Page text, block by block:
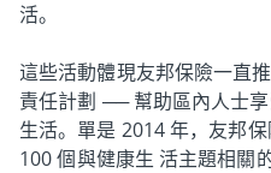
活。
這些活動體現友邦保險一直
責任計劃 ── 幫助區內人士
生活。單是 2014 年，友邦
100 個與健康生 活主題相關